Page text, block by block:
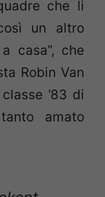
che li
un altro
casa”, che
Robin Van
’83 di
amato